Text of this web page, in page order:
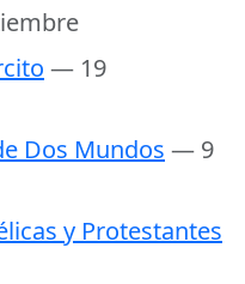
— 19
Dos Mundos — 9
y Protestantes